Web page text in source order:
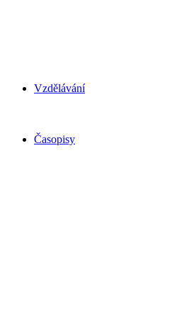
Vzdělávání
Časopisy